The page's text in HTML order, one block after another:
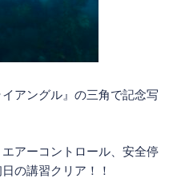
アングル』の三角で記念写
アーコントロール、安全停
の講習クリア！！